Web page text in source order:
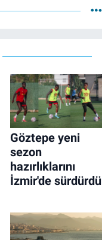
Göztepe yeni
sezon
hazırlıklarını
İzmir'de sürdürdü